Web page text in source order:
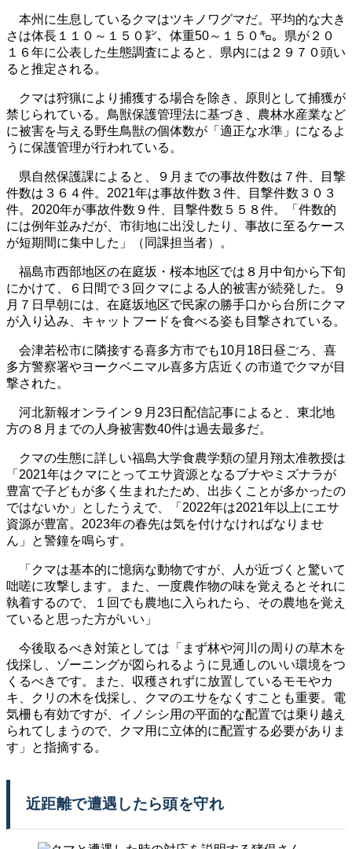
本州に生息しているクマはツキノワグマだ。平均的な大き
さは体長１１０～１５０㌢、体重50～１５０㌔。県が２０
１６年に公表した生態調査によると、県内には２９７０頭い
ると推定される。
クマは狩猟により捕獲する場合を除き、原則として捕獲が
禁じられている。鳥獣保護管理法に基づき、農林水産業など
に被害を与える野生鳥獣の個体数が「適正な水準」になるよ
うに保護管理が行われている。
県自然保護課によると、９月までの事故件数は７件、目撃
件数は３６４件。2021年は事故件数３件、目撃件数３０３
件。2020年が事故件数９件、目撃件数５５８件。「件数的
には例年並みだが、市街地に出没したり、事故に至るケース
が短期間に集中した」（同課担当者）。
福島市西部地区の在庭坂・桜本地区では８月中旬から下旬
にかけて、６日間で３回クマによる人的被害が続発した。９
月７日早朝には、在庭坂地区で民家の勝手口から台所にクマ
が入り込み、キャットフードを食べる姿も目撃されている。
会津若松市に隣接する喜多方市でも10月18日昼ごろ、喜
多方警察署やヨークベニマル喜多方店近くの市道でクマが目
撃された。
河北新報オンライン９月23日配信記事によると、東北地
方の８月までの人身被害数40件は過去最多だ。
クマの生態に詳しい福島大学食農学類の望月翔太准教授は
「2021年はクマにとってエサ資源となるブナやミズナラが
豊富で子どもが多く生まれたため、出歩くことが多かったの
ではないか」としたうえで、「2022年は2021年以上にエサ
資源が豊富。2023年の春先は気を付けなければなりませ
ん」と警鐘を鳴らす。
「クマは基本的に憶病な動物ですが、人が近づくと驚いて
咄嗟に攻撃します。また、一度農作物の味を覚えるとそれに
執着するので、１回でも農地に入られたら、その農地を覚え
ていると思った方がいい」
今後取るべき対策としては「まず林や河川の周りの草木を
伐採し、ゾーニングが図られるように見通しのいい環境をつ
くるべきです。また、収穫されずに放置しているモモやカ
キ、クリの木を伐採し、クマのエサをなくすことも重要。電
気柵も有効ですが、イノシシ用の平面的な配置では乗り越え
られてしまうので、クマ用に立体的に配置する必要がありま
す」と指摘する。
近距離で遭遇したら頭を守れ